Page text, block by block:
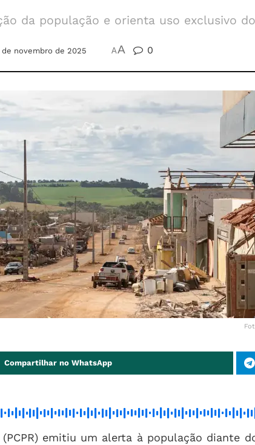
da população e orienta uso exclusivo
de novembro de 2025 AA 0
Compartilhar no WhatsApp
emitiu um alerta à população diante